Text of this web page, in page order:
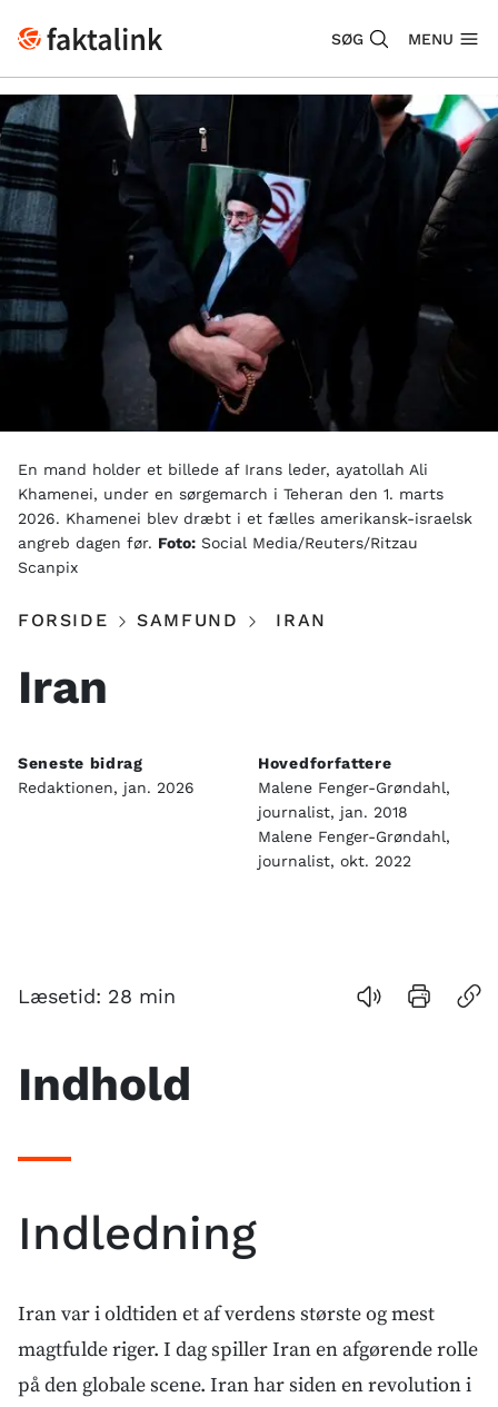
SØG MENU
En mand holder et billede af Irans leder, ayatollah Ali
Khamenei, under en sørgemarch i Teheran den 1. marts
2026. Khamenei blev dræbt i et fælles amerikansk-israelsk
angreb dagen før. Foto: Social Media/Reuters/Ritzau
Scanpix
FORSIDE SAMFUND IRAN
Iran
Seneste bidrag
Redaktionen, jan. 2026
Hovedforfattere
Malene Fenger-Grøndahl,
journalist, jan. 2018
Malene Fenger-Grøndahl,
journalist, okt. 2022
Indhold
Læsetid: 28 min
Indhold
Indledning
Iran var i oldtiden et af verdens største og mest
magtfulde riger. I dag spiller Iran en afgørende rolle
på den globale scene. Iran har siden en revolution i